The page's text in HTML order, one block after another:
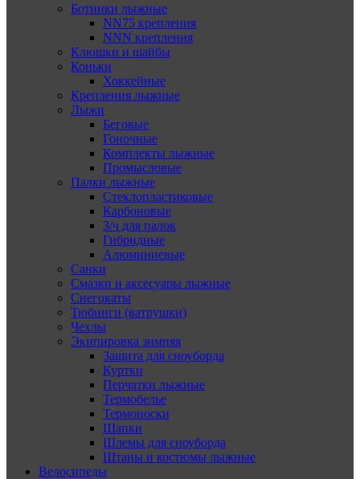
Ботинки лыжные
NN75 крепления
NNN крепления
Клюшки и шайбы
Коньки
Хоккейные
Крепления лыжные
Лыжи
Беговые
Гоночные
Комплекты лыжные
Промысловые
Палки лыжные
Стеклопластиковые
Карбоновые
З/ч для палок
Гибридные
Алюминиевые
Санки
Смазки и аксесуары лыжные
Снегокаты
Тюбинги (ватрушки)
Чехлы
Экипировка зимняя
Защита для сноуборда
Куртки
Перчатки лыжные
Термобелье
Термоноски
Шапки
Шлемы для сноуборда
Штаны и костюмы лыжные
Велосипеды